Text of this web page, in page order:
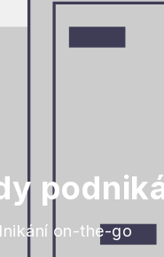
on-the-go